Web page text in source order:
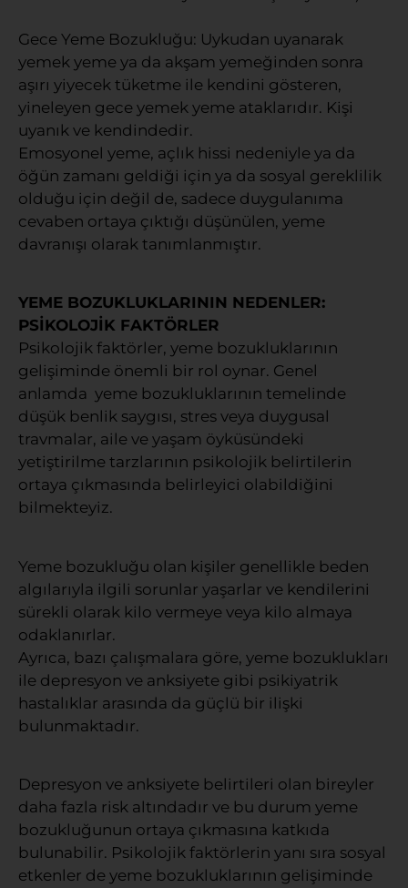
Gece Yeme Bozukluğu: Uykudan uyanarak
yemek yeme ya da akşam yemeğinden sonra
aşırı yiyecek tüketme ile kendini gösteren,
yineleyen gece yemek yeme ataklarıdır. Kişi
uyanık ve kendindedir.
Emosyonel yeme, açlık hissi nedeniyle ya da
öğün zamanı geldiği için ya da sosyal gereklilik
olduğu için değil de, sadece duygulanıma
cevaben ortaya çıktığı düşünülen, yeme
davranışı olarak tanımlanmıştır.
YEME BOZUKLUKLARININ NEDENLER:
PSİKOLOJİK FAKTÖRLER
Psikolojik faktörler, yeme bozukluklarının
gelişiminde önemli bir rol oynar. Genel
anlamda yeme bozukluklarının temelinde
düşük benlik saygısı, stres veya duygusal
travmalar, aile ve yaşam öyküsündeki
yetiştirilme tarzlarının psikolojik belirtilerin
ortaya çıkmasında belirleyici olabildiğini
bilmekteyiz.
Yeme bozukluğu olan kişiler genellikle beden
algılarıyla ilgili sorunlar yaşarlar ve kendilerini
sürekli olarak kilo vermeye veya kilo almaya
odaklanırlar.
Ayrıca, bazı çalışmalara göre, yeme bozuklukları
ile depresyon ve anksiyete gibi psikiyatrik
hastalıklar arasında da güçlü bir ilişki
bulunmaktadır.
Depresyon ve anksiyete belirtileri olan bireyler
daha fazla risk altındadır ve bu durum yeme
bozukluğunun ortaya çıkmasına katkıda
bulunabilir. Psikolojik faktörlerin yanı sıra sosyal
etkenler de yeme bozukluklarının gelişiminde